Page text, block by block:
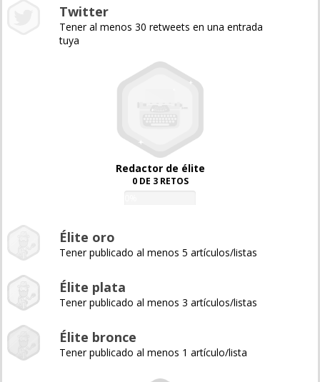
Twitter
Tener al menos 30 retweets en una entrada
tuya
Redactor de élite
0 DE 3 RETOS
Élite oro
Tener publicado al menos 5 artículos/listas
Élite plata
Tener publicado al menos 3 artículos/listas
Élite bronce
Tener publicado al menos 1 artículo/lista